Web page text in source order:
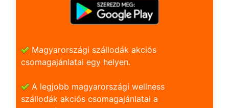
Magyarországi szállodák akciós
csomagajánlatai egy helyen.
A legjobb magyarországi wellness
szállodák akciós csomagajánlatai a